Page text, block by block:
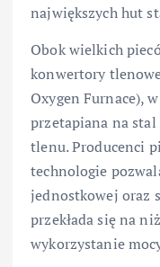
największych hut
Obok wielkich
konwertory
Oxygen Furnace),
przetapiana na stal
tlenu. Producenci
technologie
jednostkowej oraz
przekłada się na
wykorzystanie